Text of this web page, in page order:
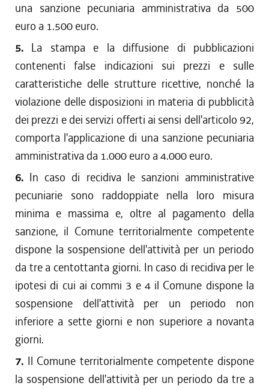
una sanzione pecuniaria amministrativa da 500
euro a 1.500 euro.
5. La stampa e la diffusione di pubblicazioni
contenenti false indicazioni sui prezzi e sulle
caratteristiche delle strutture ricettive, nonché la
violazione delle disposizioni in materia di pubblicità
dei prezzi e dei servizi offerti ai sensi dell'articolo 92,
comporta l'applicazione di una sanzione pecuniaria
amministrativa da 1.000 euro a 4.000 euro.
6. In caso di recidiva le sanzioni amministrative
pecuniarie sono raddoppiate nella loro misura
minima e massima e, oltre al pagamento della
sanzione, il Comune territorialmente competente
dispone la sospensione dell'attività per un periodo
da tre a centottanta giorni. In caso di recidiva per le
ipotesi di cui ai commi 3 e 4 il Comune dispone la
sospensione dell'attività per un periodo non
inferiore a sette giorni e non superiore a novanta
giorni.
7. Il Comune territorialmente competente dispone
la sospensione dell'attività per un periodo da tre a